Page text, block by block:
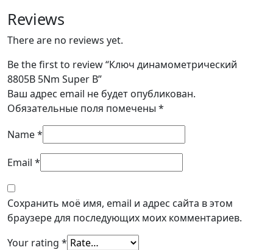
Reviews
There are no reviews yet.
Be the first to review “Ключ динамометрический
8805B 5Nm Super B”
Ваш адрес email не будет опубликован.
Обязательные поля помечены *
Name*
Email *
Сохранить моё имя, email и адрес сайта в этом
браузере для последующих моих комментариев.
Your rating *